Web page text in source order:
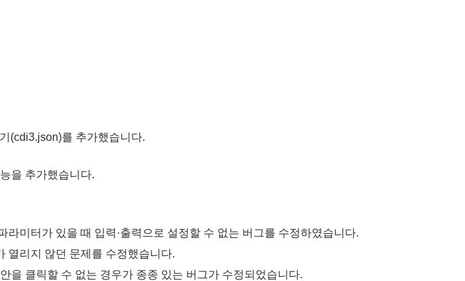
(cdi3.json)를 추가했습니다.
을 추가했습니다.
라미터가 있을 때 입력·출력으로 설정할 수 없는 버그를 수정하였습니다.
열리지 않던 문제를 수정했습니다.
을 클릭할 수 없는 경우가 종종 있는 버그가 수정되었습니다.